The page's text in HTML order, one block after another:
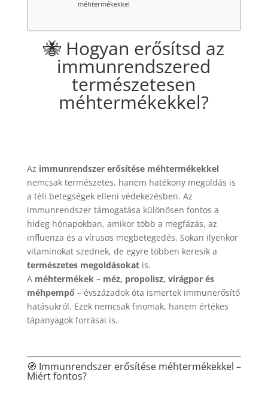
méhtermékekkel
🐝 Hogyan erősítsd az
immunrendszered
természetesen
méhtermékekkel?
Az immunrendszer erősítése méhtermékekkel
nemcsak természetes, hanem hatékony megoldás is
a téli betegségek elleni védekezésben. Az
immunrendszer támogatása különösen fontos a
hideg hónapokban, amikor több a megfázás, az
influenza és a vírusos megbetegedés. Sokan ilyenkor
vitaminokat szednek, de egyre többen keresik a
természetes megoldásokatis.
A méhtermékek – méz, propolisz, virágpor és
méhpempő– évszázadok óta ismertek immunerősítő
hatásukról. Ezek nemcsak finomak, hanem értékes
tápanyagok forrásai is.
🧭 Immunrendszer erősítése méhtermékekkel –
Miért fontos?